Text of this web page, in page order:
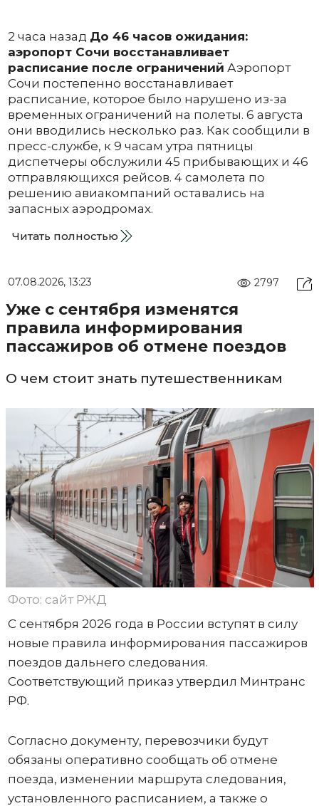
2 часа назад До 46 часов ожидания:
аэропорт Сочи восстанавливает
расписание после ограничений Аэропорт
Сочи постепенно восстанавливает
расписание, которое было нарушено из-за
временных ограничений на полеты. 6 августа
они вводились несколько раз. Как сообщили в
пресс-службе, к 9 часам утра пятницы
диспетчеры обслужили 45 прибывающих и 46
отправляющихся рейсов. 4 самолета по
решению авиакомпаний оставались на
запасных аэродромах.
Читать полностью
07.08.2026, 13:23 2797
Уже с сентября изменятся
правила информирования
пассажиров об отмене поездов
О чем стоит знать путешественникам
Фото: сайт РЖД
С сентября 2026 года в России вступят в силу
новые правила информирования пассажиров
поездов дальнего следования.
Соответствующий приказ утвердил Минтранс
РФ.
Согласно документу, перевозчики будут
обязаны оперативно сообщать об отмене
поезда, изменении маршрута следования,
установленного расписанием, а также о